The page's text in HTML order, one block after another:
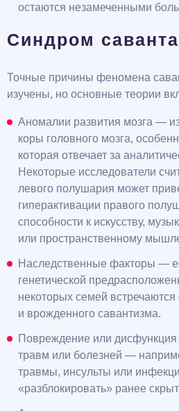
остаются незамеченными
Синдром
Точные причины феномена
изучены, но основные теории
Аномалии развития мозга —
коры головного мозга,
которая отвечает за
Некоторые исследователи
левого полушария может
гиперактивации правого
способности к искусству,
или пространственному
Наследственные факторы —
генетической
некоторых семей встречаются
и врожденного савантизма.
Повреждение или дисфункция
травм или болезней —
травмы, инсульты или
«разблокировать» ранее